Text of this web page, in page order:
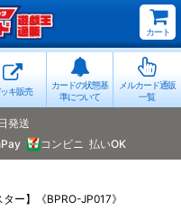
カート
キ販売
カードの状態基
準について
メルカード通販
一覧
発送
コンビニ 払いOK
ー】《BPRO-JP017》